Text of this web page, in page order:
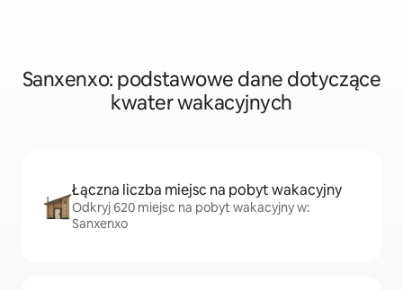
Sanxenxo: podstawowe dane dotyczące
kwater wakacyjnych
Łączna liczba miejsc na pobyt wakacyjny
Odkryj 620 miejsc na pobyt wakacyjny w:
Sanxenxo